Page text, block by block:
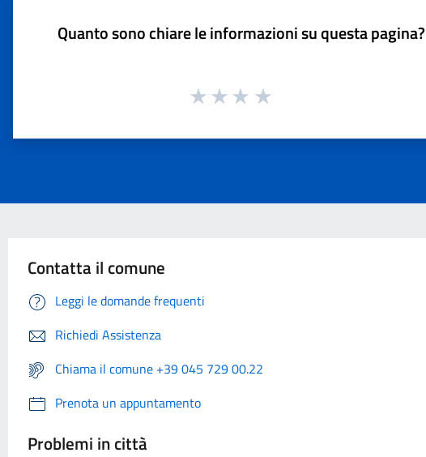
Quanto sono chiare le informazioni su questa pagina?
Contatta il comune
Leggi le domande frequenti
Richiedi Assistenza
Chiama il comune +39 045 729 00.22
Prenota un appuntamento
Problemi in città